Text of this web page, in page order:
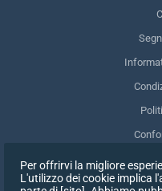
Per offrirvi la migliore
L'utilizzo dei cookie implica